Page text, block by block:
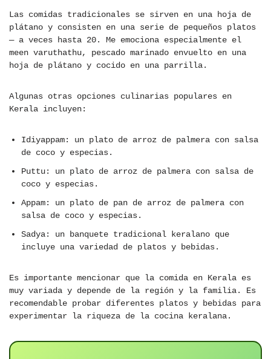
Las comidas tradicionales se sirven en una hoja de
plátano y consisten en una serie de pequeños platos
— a veces hasta 20. Me emociona especialmente el
meen varuthathu, pescado marinado envuelto en una
hoja de plátano y cocido en una parrilla.
Algunas otras opciones culinarias populares en
Kerala incluyen:
Idiyappam: un plato de arroz de palmera con salsa
de coco y especias.
Puttu: un plato de arroz de palmera con salsa de
coco y especias.
Appam: un plato de pan de arroz de palmera con
salsa de coco y especias.
Sadya: un banquete tradicional keralano que
incluye una variedad de platos y bebidas.
Es importante mencionar que la comida en Kerala es
muy variada y depende de la región y la familia. Es
recomendable probar diferentes platos y bebidas para
experimentar la riqueza de la cocina keralana.